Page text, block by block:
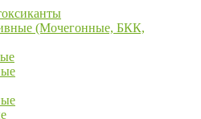
(Мочегонные, БКК,